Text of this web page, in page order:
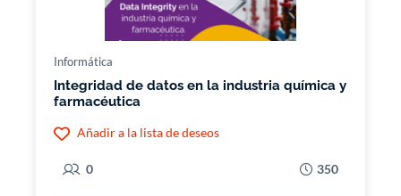
Informática
Integridad de datos en la industria química y
farmacéutica
Añadir a la lista de deseos
0 350